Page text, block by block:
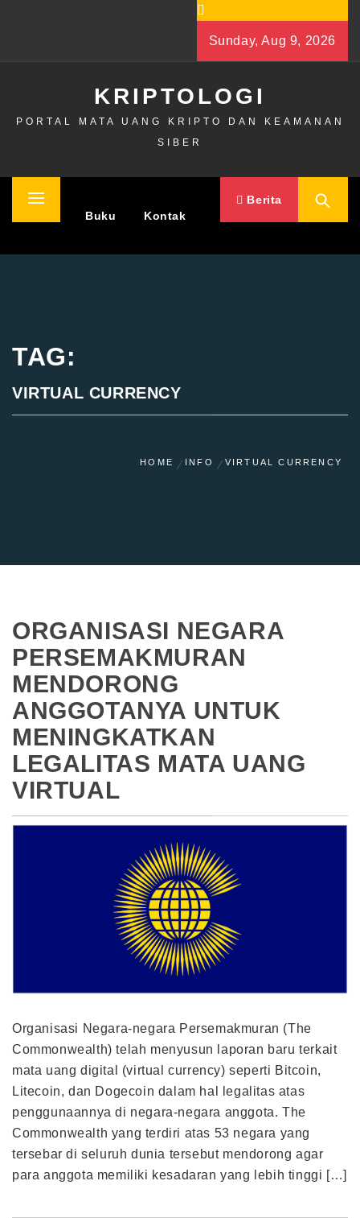
Sunday, Aug 9, 2026
KRIPTOLOGI
PORTAL MATA UANG KRIPTO DAN KEAMANAN
SIBER
Primary
Buku Kontak
Berita
TAG:
VIRTUAL CURRENCY
HOME INFO VIRTUAL CURRENCY
ORGANISASI NEGARA
PERSEMAKMURAN
MENDORONG
ANGGOTANYA UNTUK
MENINGKATKAN
LEGALITAS MATA UANG
VIRTUAL
Organisasi Negara-negara Persemakmuran (The
Commonwealth) telah menyusun laporan baru terkait
mata uang digital (virtual currency) seperti Bitcoin,
Litecoin, dan Dogecoin dalam hal legalitas atas
penggunaannya di negara-negara anggota. The
Commonwealth yang terdiri atas 53 negara yang
tersebar di seluruh dunia tersebut mendorong agar
para anggota memiliki kesadaran yang lebih tinggi […]